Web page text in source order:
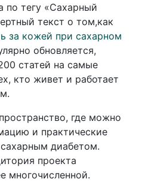
по тегу «Сахарный
текст о том,как
за кожей при сахарном
обновляется,
статей на самые
кто живет и работает
где можно
и практические
диабетом.
проекта
многочисленной.